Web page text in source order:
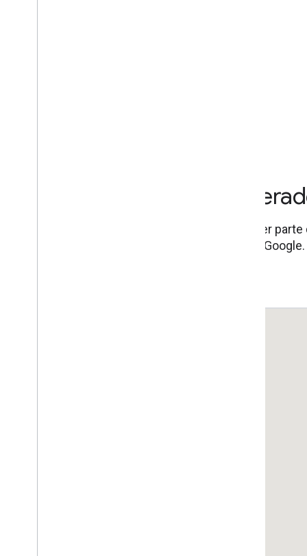
Cómo encontrar un
Busca programas de aceleradores en cualquier
al personal, la investigación y la tecnología de Google.